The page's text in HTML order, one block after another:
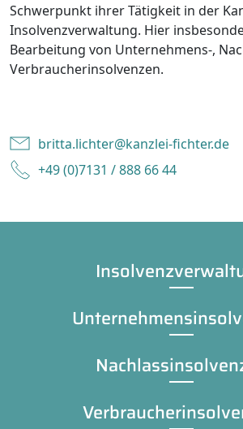
Schwerpunkt ihrer Tätigkeit in der
Insolvenzverwaltung. Hier
Bearbeitung von Unternehmens-,
Verbraucherinsolvenzen.
britta.lichter@kanzlei-fichter.de
+49 (0)7131 / 888 66 44